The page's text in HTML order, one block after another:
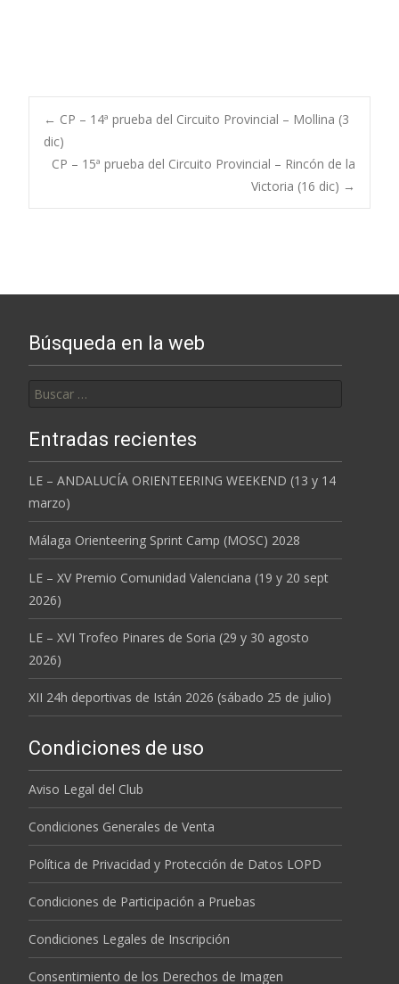
Post
navigation
← CP – 14ª prueba del Circuito Provincial – Mollina (3
dic)
CP – 15ª prueba del Circuito Provincial – Rincón de la
Victoria (16 dic) →
Búsqueda en la web
Entradas recientes
LE – ANDALUCÍA ORIENTEERING WEEKEND (13 y 14
marzo)
Málaga Orienteering Sprint Camp (MOSC) 2028
LE – XV Premio Comunidad Valenciana (19 y 20 sept
2026)
LE – XVI Trofeo Pinares de Soria (29 y 30 agosto
2026)
XII 24h deportivas de Istán 2026 (sábado 25 de julio)
Condiciones de uso
Aviso Legal del Club
Condiciones Generales de Venta
Política de Privacidad y Protección de Datos LOPD
Condiciones de Participación a Pruebas
Condiciones Legales de Inscripción
Consentimiento de los Derechos de Imagen